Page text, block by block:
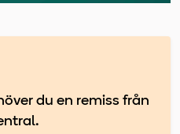
du en remiss från